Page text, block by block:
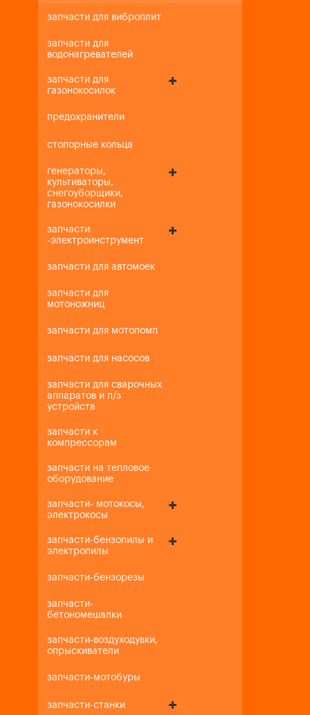
запчасти для виброплит
запчасти для
водонагревателей
запчасти для
газонокосилок
предохранители
стопорные кольца
генераторы,
культиваторы,
снегоуборщики,
газонокосилки
запчасти
-электроинструмент
запчасти для автомоек
запчасти для
мотоножниц
запчасти для мотопомп
запчасти для насосов
запчасти для сварочных
аппаратов и п/з
устройств
запчасти к
компрессорам
запчасти на тепловое
оборудование
запчасти- мотокосы,
электрокосы
запчасти-бензопилы и
электропилы
запчасти-бензорезы
запчасти-
бетономешалки
запчасти-воздуходувки,
опрыскиватели
запчасти-мотобуры
запчасти-станки